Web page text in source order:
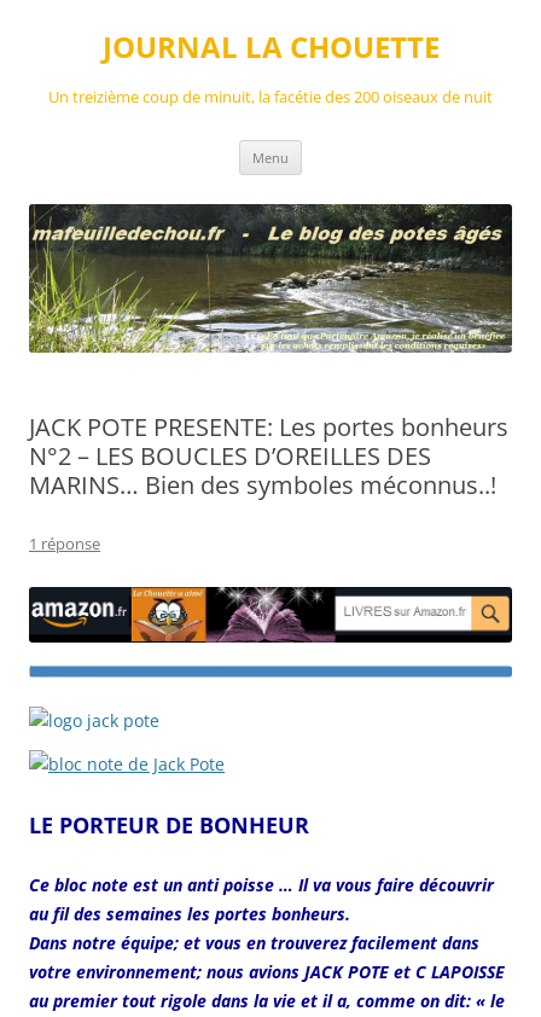
JOURNAL LA CHOUETTE
Un treizième coup de minuit, la facétie des 200 oiseaux de nuit
Menu
JACK POTE PRESENTE: Les portes bonheurs
N°2 – LES BOUCLES D’OREILLES DES
MARINS… Bien des symboles méconnus..!
1 réponse
LE PORTEUR DE BONHEUR
Ce bloc note est un anti poisse … Il va vous faire découvrir
au fil des semaines les portes bonheurs.
Dans notre équipe; et vous en trouverez facilement dans
votre environnement; nous avions JACK POTE et C LAPOISSE
au premier tout rigole dans la vie et il a, comme on dit: « le